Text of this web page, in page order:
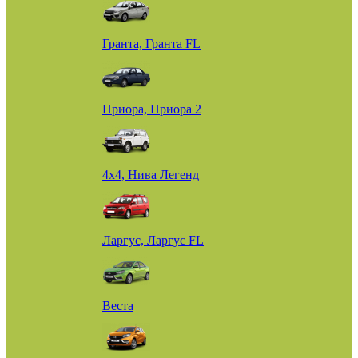
Гранта, Гранта FL
Приора, Приора 2
4х4, Нива Легенд
Ларгус, Ларгус FL
Веста